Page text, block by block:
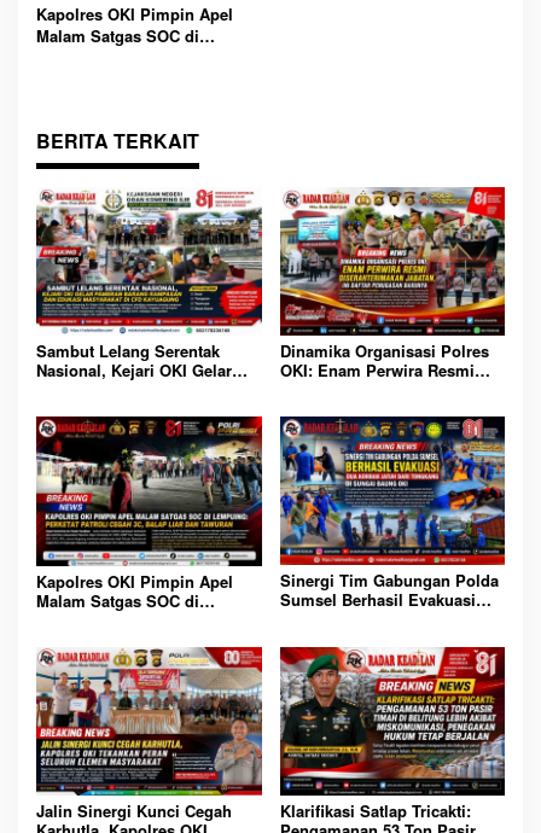
Kapolres OKI Pimpin Apel
Malam Satgas SOC di
BERITA TERKAIT
Sambut Lelang Serentak
Nasional, Kejari OKI Gelar
CFD Kayuagung
Dinamika Organisasi Polres
OKI: Enam Perwira Resmi
Kapolres OKI Pimpin Apel
Malam Satgas SOC di
Tawuran
Sinergi Tim Gabungan Polda
Sumsel Berhasil Evakuasi
OKI
Jalin Sinergi Kunci Cegah
Klarifikasi Satlap Tricakti: